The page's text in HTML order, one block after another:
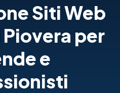
Siti Web
per
e